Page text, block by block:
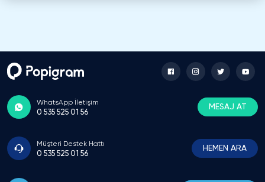
WhatsApp İletişim
0 535 525 01 56
MESAJ AT
Müşteri Destek Hattı
0 535 525 01 56
HEMEN ARA